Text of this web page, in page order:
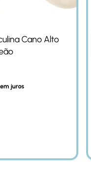
Cano Alto
juros